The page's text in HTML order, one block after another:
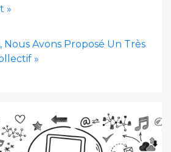
»
Nous Avons Proposé Un Très
»